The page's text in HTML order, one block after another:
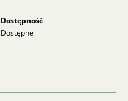
Dostępność
Dostępne